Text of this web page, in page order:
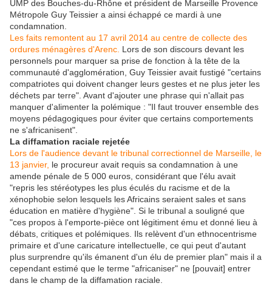
UMP des Bouches-du-Rhône et président de Marseille Provence
Métropole Guy Teissier a ainsi échappé ce mardi à une
condamnation.
Les faits remontent au 17 avril 2014 au centre de collecte des
ordures ménagères d'Arenc. Lors de son discours devant les
personnels pour marquer sa prise de fonction à la tête de la
communauté d'agglomération, Guy Teissier avait fustigé "certains
compatriotes qui doivent changer leurs gestes et ne plus jeter les
déchets par terre". Avant d'ajouter une phrase qui n'allait pas
manquer d'alimenter la polémique : "Il faut trouver ensemble des
moyens pédagogiques pour éviter que certains comportements
ne s'africanisent".
La diffamation raciale rejetée
Lors de l'audience devant le tribunal correctionnel de Marseille, le
13 janvier, le procureur avait requis sa condamnation à une
amende pénale de 5 000 euros, considérant que l'élu avait
"repris les stéréotypes les plus éculés du racisme et de la
xénophobie selon lesquels les Africains seraient sales et sans
éducation en matière d'hygiène". Si le tribunal a souligné que
"ces propos à l'emporte-pièce ont légitiment ému et donné lieu à
débats, critiques et polémiques. Ils relèvent d'un ethnocentrisme
primaire et d'une caricature intellectuelle, ce qui peut d'autant
plus surprendre qu'ils émanent d'un élu de premier plan" mais il a
cependant estimé que le terme "africaniser" ne [pouvait] entrer
dans le champ de la diffamation raciale.